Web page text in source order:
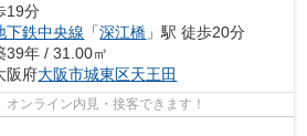
19分
下鉄中央線 「深江橋 」駅 徒歩20分
39年 / 31.00㎡
阪府大阪市城東区天王田
ンライン内見・接客できます！